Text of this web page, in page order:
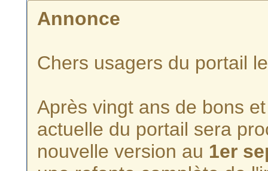
Annonce
Chers usagers du portail
Après vingt ans de bons
actuelle du portail sera
nouvelle version au 1er